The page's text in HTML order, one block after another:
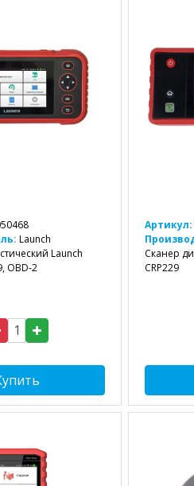
Launch
Launch
OBD-2
Артикул:
Сканер
CRP229